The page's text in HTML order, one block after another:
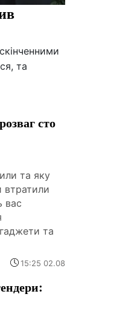
та
сто
та яку
втратили
вас
та
15:25 02.08